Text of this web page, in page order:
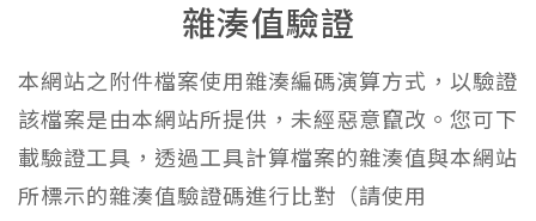
雜湊值驗證
本網站之附件檔案使用雜湊編碼演算方式，以驗證
該檔案是由本網站所提供，未經惡意竄改。您可下
載驗證工具，透過工具計算檔案的雜湊值與本網站
所標示的雜湊值驗證碼進行比對（請使用